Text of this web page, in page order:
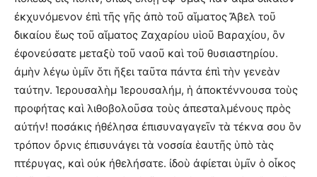
ἐκχυνόμενον ἐπὶ τῆς γῆς ἀπὸ τοῦ αἵματος Ἄβελ τοῦ
δικαίου ἕως τοῦ αἵματος Ζαχαρίου υἱοῦ Βαραχίου, ὃν
ἐφονεύσατε μεταξὺ τοῦ ναοῦ καὶ τοῦ θυσιαστηρίου.
ἀμὴν λέγω ὑμῖν ὅτι ἥξει ταῦτα πάντα ἐπὶ τὴν γενεὰν
ταύτην. Ἱερουσαλὴμ Ἱερουσαλήμ, ἡ ἀποκτέννουσα τοὺς
προφήτας καὶ λιθοβολοῦσα τοὺς ἀπεσταλμένους πρὸς
αὐτήν! ποσάκις ἠθέλησα ἐπισυναγαγεῖν τὰ τέκνα σου ὃν
τρόπον ὄρνις ἐπισυνάγει τὰ νοσσία ἑαυτῆς ὑπὸ τὰς
πτέρυγας, καὶ οὐκ ἠθελήσατε. ἰδοὺ ἀφίεται ὑμῖν ὁ οἶκος